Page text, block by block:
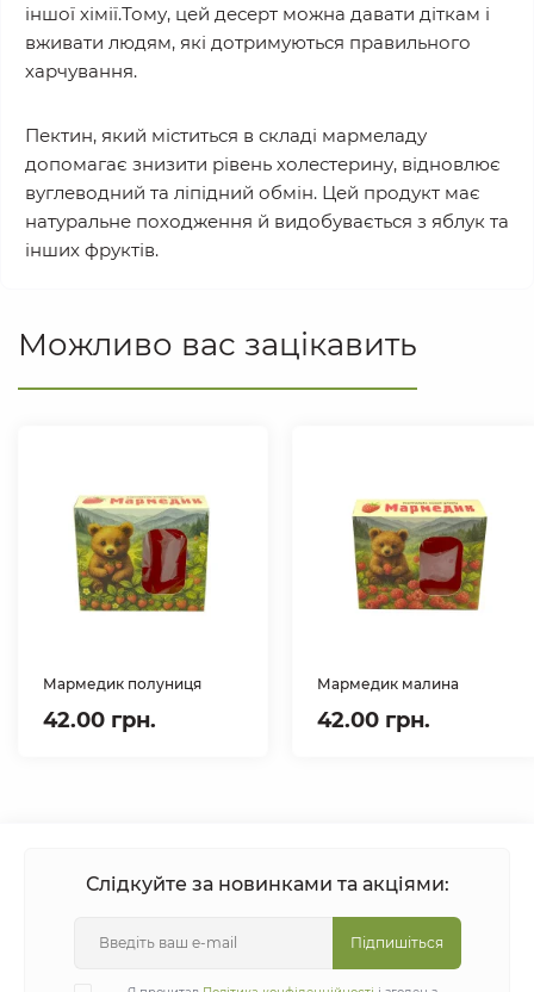
іншої хімії.Тому, цей десерт можна давати діткам і
вживати людям, які дотримуються правильного
харчування.
Пектин, який міститься в складі мармеладу
допомагає знизити рівень холестерину, відновлює
вуглеводний та ліпідний обмін. Цей продукт має
натуральне походження й видобувається з яблук та
інших фруктів.
Можливо вас зацікавить
Мармедик полуниця
42.00 грн.
Мармедик малина
42.00 грн.
Слідкуйте за новинками та акціями:
Підпишіться